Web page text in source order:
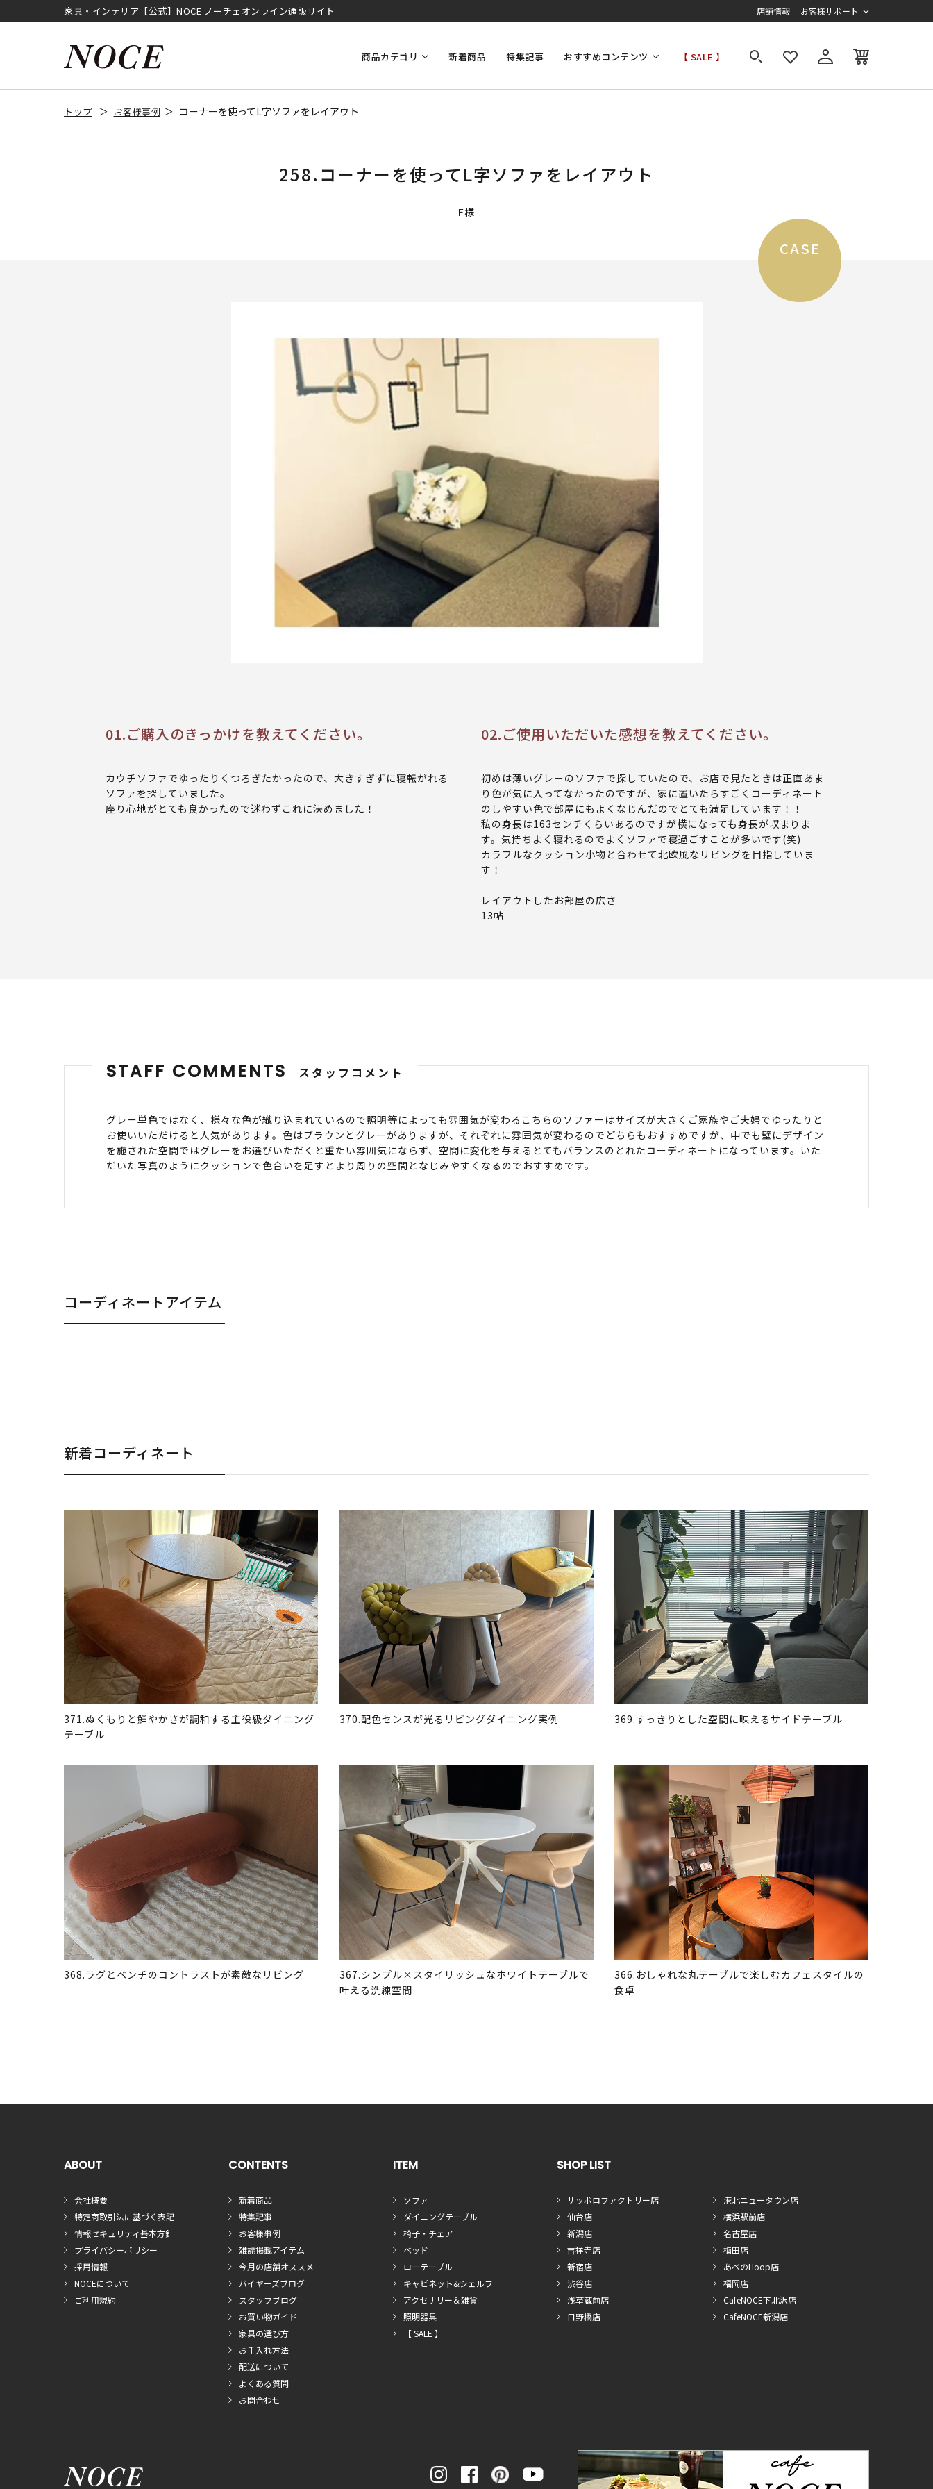
家具・インテリア【公式】NOCE ノーチェオンライン通販サイト 店舗情報 お客様サポート
商品カテゴリ 新着商品 特集記事 おすすめコンテンツ 【 SALE 】
トップ お客様事例 コーナーを使ってL字ソファをレイアウト
258.コーナーを使ってL字ソファをレイアウト
F様
CASE
01.ご購入のきっかけを教えてください。
カウチソファでゆったりくつろぎたかったので、大きすぎずに寝転がれる
ソファを探していました。
座り心地がとても良かったので迷わずこれに決めました！
02.ご使用いただいた感想を教えてください。
初めは薄いグレーのソファで探していたので、お店で見たときは正直あま
り色が気に入ってなかったのですが、家に置いたらすごくコーディネート
のしやすい色で部屋にもよくなじんだのでとても満足しています！！
私の身長は163センチくらいあるのですが横になっても身長が収まりま
す。気持ちよく寝れるのでよくソファで寝過ごすことが多いです(笑)
カラフルなクッション小物と合わせて北欧風なリビングを目指していま
す！
レイアウトしたお部屋の広さ
13帖
STAFF COMMENTS スタッフコメント
グレー単色ではなく、様々な色が織り込まれているので照明等によっても雰囲気が変わるこちらのソファーはサイズが大きくご家族やご夫婦でゆったりと
お使いいただけると人気があります。色はブラウンとグレーがありますが、それぞれに雰囲気が変わるのでどちらもおすすめですが、中でも壁にデザイン
を施された空間ではグレーをお選びいただくと重たい雰囲気にならず、空間に変化を与えるとてもバランスのとれたコーディネートになっています。いた
だいた写真のようにクッションで色合いを足すとより周りの空間となじみやすくなるのでおすすめです。
コーディネートアイテム
新着コーディネート
371.ぬくもりと鮮やかさが調和する主役級ダイニング
テーブル
370.配色センスが光るリビングダイニング実例 369.すっきりとした空間に映えるサイドテーブル
368.ラグとベンチのコントラストが素敵なリビング
367.シンプル×スタイリッシュなホワイトテーブルで
叶える洗練空間
366.おしゃれな丸テーブルで楽しむカフェスタイルの
食卓
ABOUT
会社概要
特定商取引法に基づく表記
情報セキュリティ基本方針
プライバシーポリシー
採用情報
NOCEについて
ご利用規約
CONTENTS
新着商品
特集記事
お客様事例
雑誌掲載アイテム
今月の店舗オススメ
バイヤーズブログ
スタッフブログ
お買い物ガイド
家具の選び方
お手入れ方法
配送について
よくある質問
お問合わせ
ITEM
ソファ
ダイニングテーブル
椅子・チェア
ベッド
ローテーブル
キャビネット&シェルフ
アクセサリー＆雑貨
照明器具
【 SALE 】
SHOP LIST
サッポロファクトリー店
仙台店
新潟店
吉祥寺店
新宿店
渋谷店
浅草蔵前店
日野橋店
港北ニュータウン店
横浜駅前店
名古屋店
梅田店
あべのHoop店
福岡店
CafeNOCE下北沢店
CafeNOCE新潟店